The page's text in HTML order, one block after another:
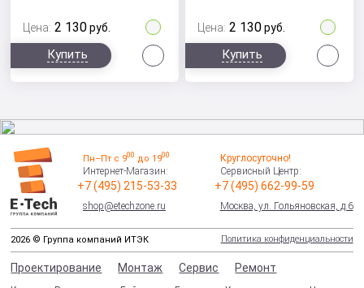
Цена: 2 130 руб.
Купить
Цена: 2 130 руб.
Купить
Пн–Пт с 900 до 1900
Интернет-Магазин:
+7 (495) 215-53-33
shop@etechzone.ru
Круглосуточно!
Сервисный Центр:
+7 (495) 662-99-59
Москва, ул. Гольяновская, д.6
2026 © Группа компаний ИТЭК Политика конфиденциальности
Проектирование Монтаж Сервис Ремонт